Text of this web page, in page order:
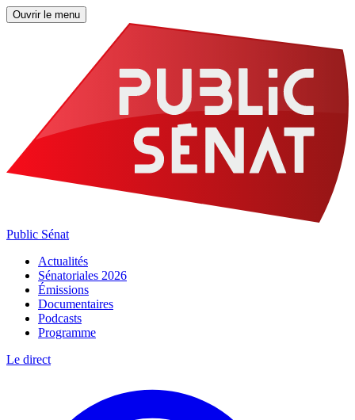
Ouvrir le menu
Public Sénat
Actualités
Sénatoriales 2026
Émissions
Documentaires
Podcasts
Programme
Le direct